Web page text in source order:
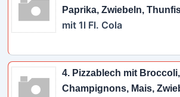
Paprika, Zwiebeln,
mit 1l Fl. Cola
4. Pizzablech mit
Champignons, Mais,